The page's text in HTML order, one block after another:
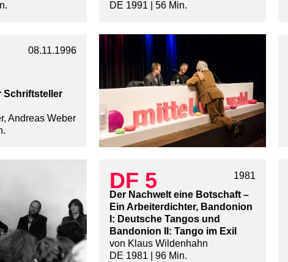
DE 1991 | 56 Min.
08.11.1996
Schriftsteller
Andreas Weber
DF 5
1981
Der Nachwelt eine Botschaft –
Ein Arbeiterdichter, Bandonion
I: Deutsche Tangos und
Bandonion II: Tango im Exil
von Klaus Wildenhahn
DE 1981 | 96 Min.